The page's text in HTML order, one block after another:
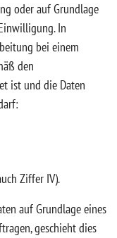
oder auf Grundlage
In
bei einem
den
ist und die Daten
Ziffer IV).
auf Grundlage eines
geschieht dies